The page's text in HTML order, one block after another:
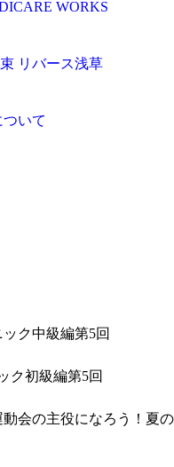
リバース浅草
ク中級編第5回
ク初級編第5回
動会の主役になろう！夏の